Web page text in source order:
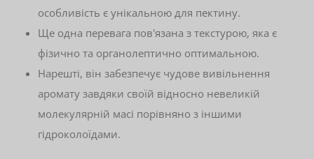
особливість є унікальною для пектину.
Ще одна перевага пов'язана з текстурою, яка є
фізично та органолептично оптимальною.
Нарешті, він забезпечує чудове вивільнення
аромату завдяки своїй відносно невеликій
молекулярній масі порівняно з іншими
гідроколоїдами.